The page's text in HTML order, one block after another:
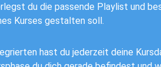
du die passende Playlist und
Kurses gestalten soll.
hast du jederzeit deine